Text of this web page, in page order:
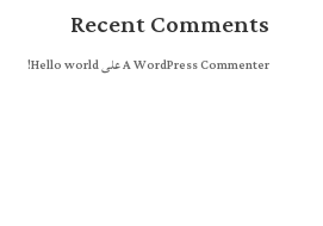
Recent Comments
A WordPress CommenterعلىHello world!